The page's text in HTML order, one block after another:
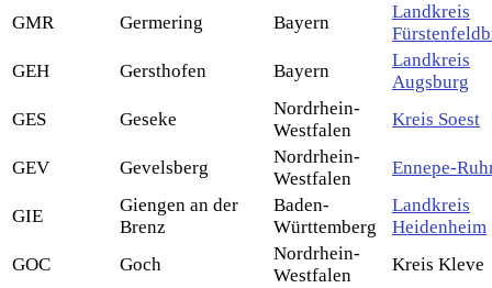
GMR
Germering Bayern
Landkreis
GEH
Gersthofen Bayern
Landkreis
Augsburg
GES
Geseke
Nordrhein-
Westfalen
Kreis Soest
GEV Gevelsberg
Nordrhein-
Westfalen
Ennepe-
GIE
Giengen an der
Brenz
Baden-
Württemberg
Landkreis
Heidenheim
GOC
Goch
Nordrhein-
Westfalen
Kreis Kleve